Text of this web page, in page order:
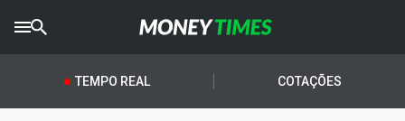
CRYPTOTIMES
AGROTIMES
TEMPO REAL COTAÇÕES